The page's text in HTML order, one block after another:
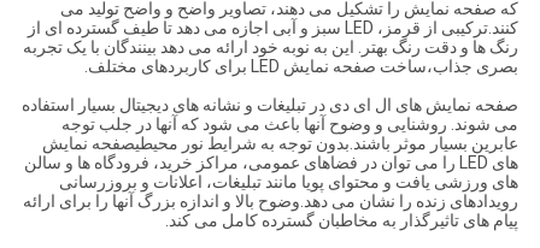
که صفحه نمایش را تشکیل می دهند، تصاویر واضح و واضح تولید می
کنند.ترکیبی از قرمز، LED سبز و آبی اجازه می دهد تا طیف گسترده ای از
رنگ ها و دقت رنگ بهتر. این به نوبه خود ارائه می دهد بینندگان با یک تجربه
بصری جذاب،ساخت صفحه نمایش LED برای کاربردهای مختلف.
صفحه نمایش های ال ای دی در تبلیغات و نشانه های دیجیتال بسیار استفاده
می شوند. روشنایی و وضوح آنها باعث می شود که آنها در جلب توجه
عابرین بسیار موثر باشند.بدون توجه به شرایط نور محیطیصفحه نمایش
های LED را می توان در فضاهای عمومی، مراکز خرید، فرودگاه ها و سالن
های ورزشی یافت و محتوای پویا مانند تبلیغات، اعلانات و بروزرسانی
رویدادهای زنده را نشان می دهد.وضوح بالا و اندازه بزرگ آنها را برای ارائه
پیام های تاثیرگذار به مخاطبان گسترده کامل می کند.